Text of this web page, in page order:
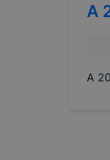
A
A